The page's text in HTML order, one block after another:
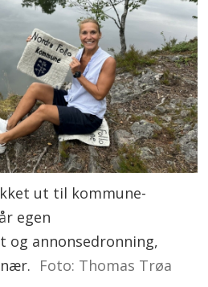
ut til kommune-
egen
og annonsedronning,
Foto: Thomas Trøa